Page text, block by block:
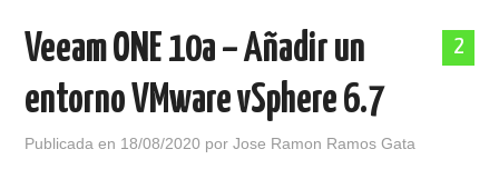
ACERCA DE
2
Veeam ONE 10a – Añadir un
entorno VMware vSphere 6.7
Publicada en 18/08/2020 porJose Ramon Ramos Gata